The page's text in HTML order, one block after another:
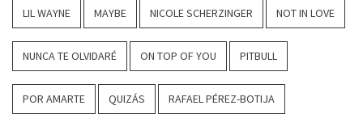
LIL WAYNE MAYBE NICOLE SCHERZINGER NOT IN LOVE
NUNCA TE OLVIDARÉ ON TOP OF YOU PITBULL
POR AMARTE QUIZÁS RAFAEL PÉREZ-BOTIJA